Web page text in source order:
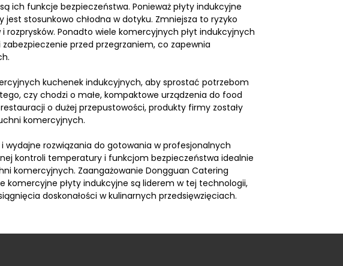
ich funkcje bezpieczeństwa. Ponieważ płyty indukcyjne
stosunkowo chłodna w dotyku. Zmniejsza to ryzyko
rozprysków. Ponadto wiele komercyjnych płyt indukcyjnych
przed przegrzaniem, co zapewnia
kuchenek indukcyjnych, aby sprostać potrzebom
czy chodzi o małe, kompaktowe urządzenia do food
o dużej przepustowości, produkty firmy zostały
komercyjnych.
rozwiązania do gotowania w profesjonalnych
kontroli temperatury i funkcjom bezpieczeństwa idealnie
komercyjnych. Zaangażowanie Dongguan Catering
komercyjne płyty indukcyjne są liderem w tej technologii,
doskonałości w kulinarnych przedsięwzięciach.